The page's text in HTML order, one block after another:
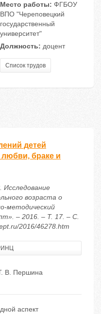
Место работы: ФГБОУ
ВПО "Череповецкий
государственный
университет"
Должность: доцент
Список трудов
детей
браке и
возраста о
методический
– 2016. – Т. 17. – С.
2016/46278.htm
В. Першина
аспект